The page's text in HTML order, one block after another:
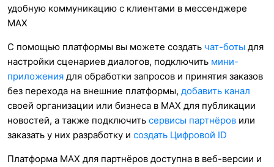
удобную коммуникацию с клиентами в мессенджере
MAX
С помощью платформы вы можете создать чат-боты для
настройки сценариев диалогов, подключить мини-
приложения для обработки запросов и принятия заказов
без перехода на внешние платформы, добавить канал
своей организации или бизнеса в MAX для публикации
новостей, а также подключить сервисы партнёров или
заказать у них разработку и создать Цифровой ID
Платформа MAX для партнёров доступна в веб-версии и